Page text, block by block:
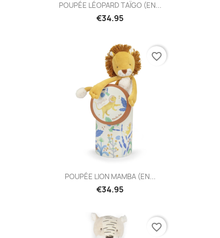
POUPÉE LÉOPARD TAÏGO (EN...
€34.95
POUPÉE LION MAMBA (EN...
€34.95
favorite_border
favorite_border